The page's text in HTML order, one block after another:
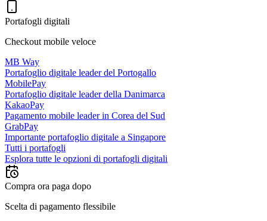
Portafogli digitali
Checkout mobile veloce
MB Way
Portafoglio digitale leader del Portogallo
MobilePay
Portafoglio digitale leader della Danimarca
KakaoPay
Pagamento mobile leader in Corea del Sud
GrabPay
Importante portafoglio digitale a Singapore
Tutti i portafogli
Esplora tutte le opzioni di portafogli digitali
Compra ora paga dopo
Scelta di pagamento flessibile